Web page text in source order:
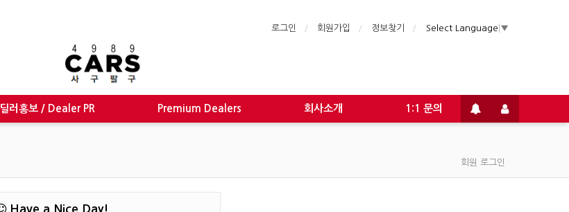
로그인 회원가입 정보찾기 Select Language ▼
딜러홍보 / Dealer PR Premium Dealers 회사소개 1:1 문의
회원 로그인
Have a Nice Day!